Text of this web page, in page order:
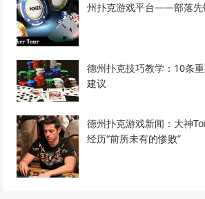
州扑克游戏平台——部落先
德州扑克技巧教学：10条
建议
德州扑克游戏新闻：大神
经历“前所未有的惨败”